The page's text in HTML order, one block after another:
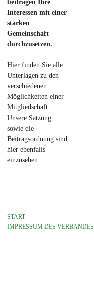
beitragen Ihre
Interessen mit einer
starken
Gemeinschaft
durchzusetzen.
Hier finden Sie alle
Unterlagen zu den
verschiedenen
Möglichkeiten einer
Mitgliedschaft.
Unsere Satzung
sowie die
Beitragsordnung sind
hier ebenfalls
einzusehen.
START
IMPRESSUM DES VERBANDES